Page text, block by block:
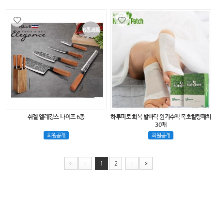
쉬젤 엘레강스 나이프 6종
회원공개
하루피로 회복 발바닥 원기수액 목초힐링패치
30매
회원공개
1 2